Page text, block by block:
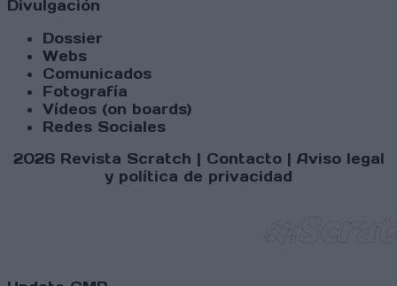
Divulgación
Dossier
Webs
Comunicados
Fotografía
Vídeos (on boards)
Redes Sociales
2026 Revista Scratch | Contacto| Aviso legal
y política de privacidad